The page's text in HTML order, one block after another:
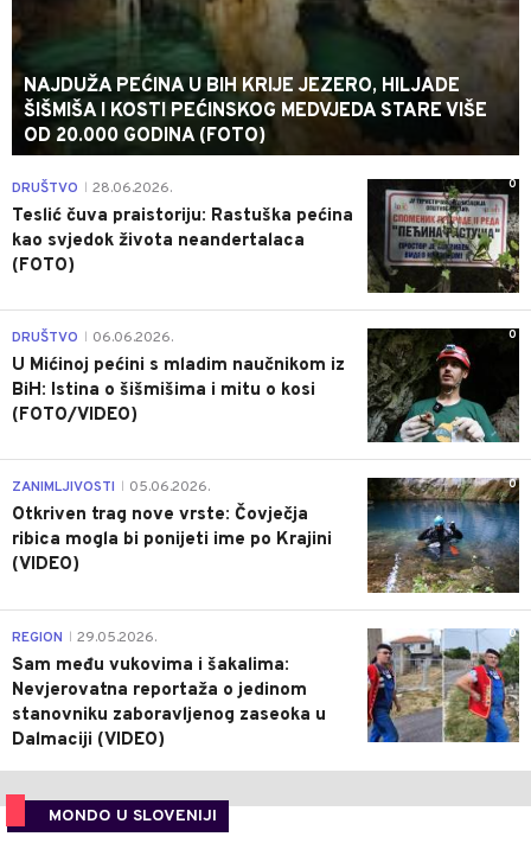
NAJDUŽA PEĆINA U BIH KRIJE JEZERO, HILJADE
ŠIŠMIŠA I KOSTI PEĆINSKOG MEDVJEDA STARE VIŠE
OD 20.000 GODINA (FOTO)
0
DRUŠTVO 28.06.2026.
Teslić čuva praistoriju: Rastuška pećina
kao svjedok života neandertalaca
(FOTO)
0
DRUŠTVO 06.06.2026.
U Mićinoj pećini s mladim naučnikom iz
BiH: Istina o šišmišima i mitu o kosi
(FOTO/VIDEO)
0
ZANIMLJIVOSTI 05.06.2026.
Otkriven trag nove vrste: Čovječja
ribica mogla bi ponijeti ime po Krajini
(VIDEO)
0
REGION 29.05.2026.
Sam među vukovima i šakalima:
Nevjerovatna reportaža o jedinom
stanovniku zaboravljenog zaseoka u
Dalmaciji (VIDEO)
MONDO U SLOVENIJI